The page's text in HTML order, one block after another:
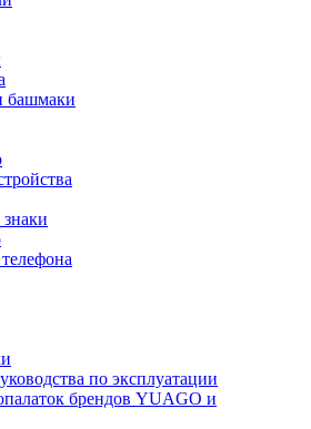
башмаки
по эксплуатации
брендов YUAGO и